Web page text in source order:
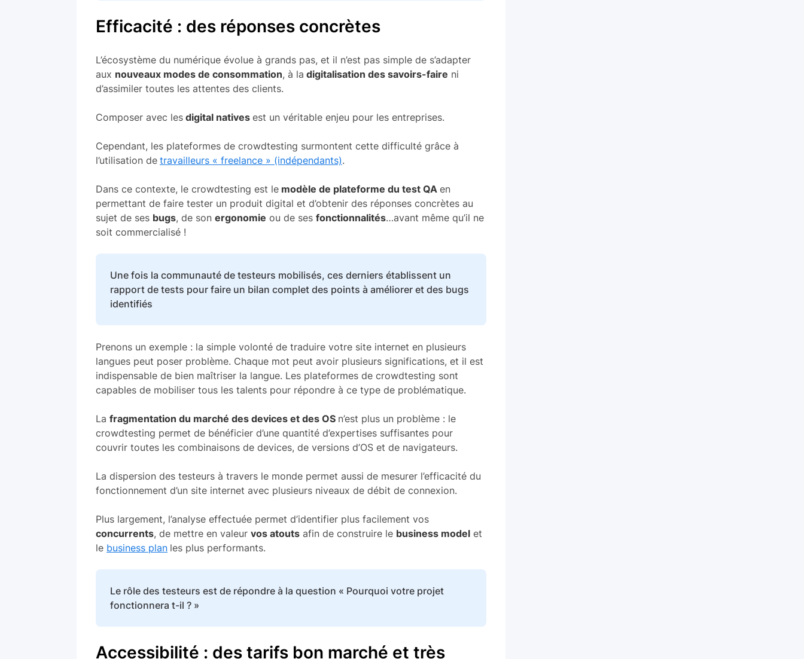
Efficacité : des réponses concrètes
L’écosystème du numérique évolue à grands pas, et il n’est pas simple de s’adapter
aux nouveaux modes de consommation, à la digitalisation des savoirs-faire ni
d’assimiler toutes les attentes des clients.
Composer avec les digital natives est un véritable enjeu pour les entreprises.
Cependant, les plateformes de crowdtesting surmontent cette difficulté grâce à
l’utilisation de travailleurs « freelance » (indépendants).
Dans ce contexte, le crowdtesting est le modèle de plateforme du test QA en
permettant de faire tester un produit digital et d’obtenir des réponses concrètes au
sujet de ses bugs, de son ergonomie ou de ses fonctionnalités…avant même qu’il ne
soit commercialisé !
Une fois la communauté de testeurs mobilisés, ces derniers établissent un
rapport de tests pour faire un bilan complet des points à améliorer et des bugs
identifiés
Prenons un exemple : la simple volonté de traduire votre site internet en plusieurs
langues peut poser problème. Chaque mot peut avoir plusieurs significations, et il est
indispensable de bien maîtriser la langue. Les plateformes de crowdtesting sont
capables de mobiliser tous les talents pour répondre à ce type de problématique.
La fragmentation du marché des devices et des OS n’est plus un problème : le
crowdtesting permet de bénéficier d’une quantité d’expertises suffisantes pour
couvrir toutes les combinaisons de devices, de versions d’OS et de navigateurs.
La dispersion des testeurs à travers le monde permet aussi de mesurer l’efficacité du
fonctionnement d’un site internet avec plusieurs niveaux de débit de connexion.
Plus largement, l’analyse effectuée permet d’identifier plus facilement vos
concurrents, de mettre en valeur vos atouts afin de construire le business model et
le business plan les plus performants.
Le rôle des testeurs est de répondre à la question « Pourquoi votre projet
fonctionnera t-il ? »
Accessibilité : des tarifs bon marché et très